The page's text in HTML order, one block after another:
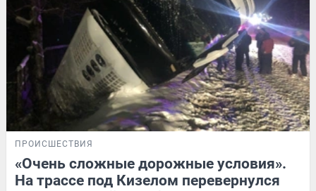
ПРОИСШЕСТВИЯ
«Очень сложные дорожные условия».
На трассе под Кизелом перевернулся